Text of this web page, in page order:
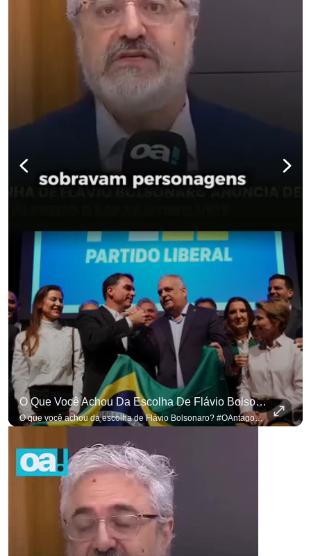
O Que Você Achou Da Escolha De Flávio Bolsonaro? #OAntagonista
O que você achou da escolha de Flávio Bolsonaro? #OAntagonista Se você busca informação com credibilidade, inscreva-se agora e ative o